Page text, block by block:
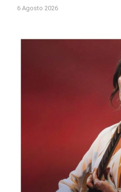
6 Agosto 2026